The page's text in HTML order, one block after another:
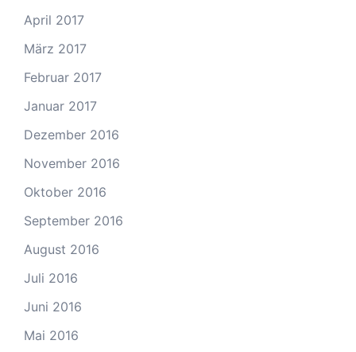
April 2017
März 2017
Februar 2017
Januar 2017
Dezember 2016
November 2016
Oktober 2016
September 2016
August 2016
Juli 2016
Juni 2016
Mai 2016